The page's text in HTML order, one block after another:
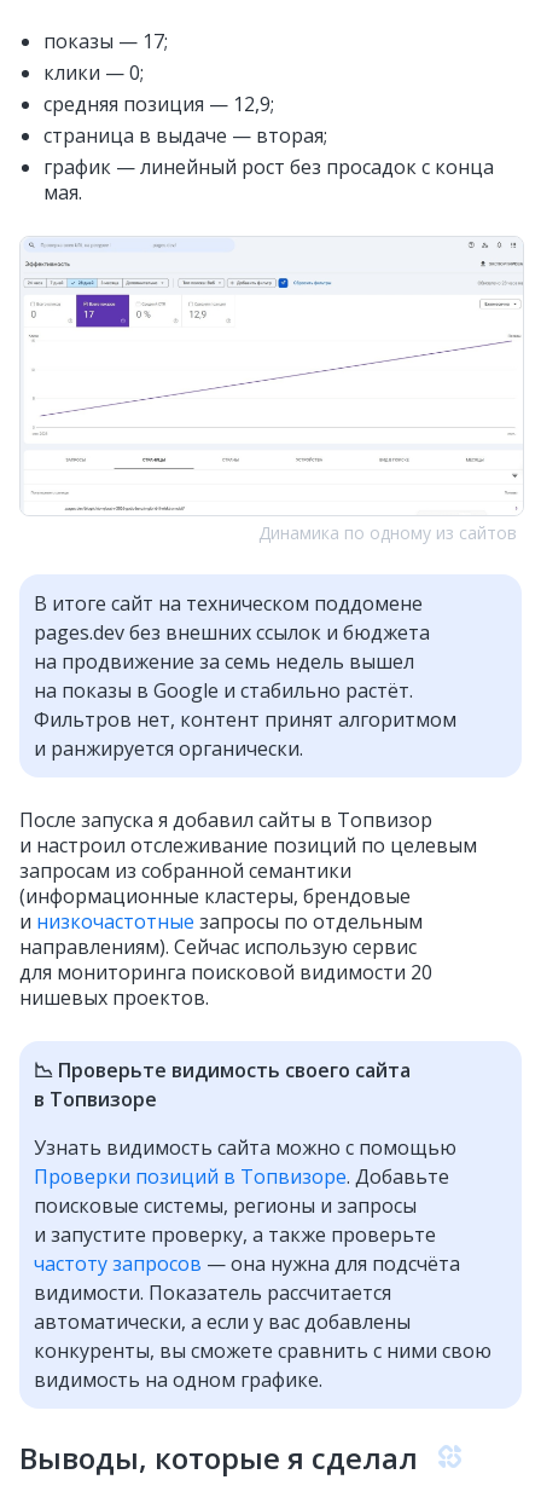
показы — 17;
клики — 0;
средняя позиция — 12,9;
страница в выдаче — вторая;
график — линейный рост без просадок с конца
мая.
Динамика по одному из сайтов
В итоге сайт на техническом поддомене
pages.dev без внешних ссылок и бюджета
на продвижение за семь недель вышел
на показы в Google и стабильно растёт.
Фильтров нет, контент принят алгоритмом
и ранжируется органически.
После запуска я добавил сайты в Топвизор
и настроил отслеживание позиций по целевым
запросам из собранной семантики
(информационные кластеры, брендовые
и низкочастотные запросы по отдельным
направлениям). Сейчас использую сервис
для мониторинга поисковой видимости 20
нишевых проектов.
📉 Проверьте видимость своего сайта
в Топвизоре
Узнать видимость сайта можно с помощью
Проверки позиций в Топвизоре. Добавьте
поисковые системы, регионы и запросы
и запустите проверку, а также проверьте
частоту запросов — она нужна для подсчёта
видимости. Показатель рассчитается
автоматически, а если у вас добавлены
конкуренты, вы сможете сравнить с ними свою
видимость на одном графике.
Выводы, которые я сделал